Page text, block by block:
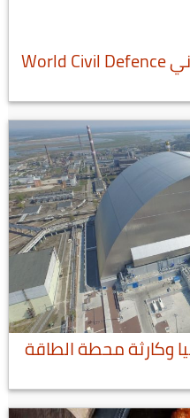
اليوم العالمي للدفاع المدني World Civil Defence
وكارثة محطة الطاقة